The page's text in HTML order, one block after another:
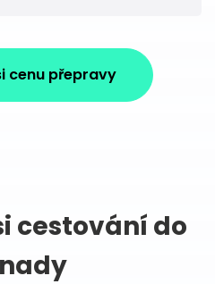
cenu přepravy
cestování do